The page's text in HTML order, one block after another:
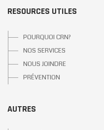
RESOURCES UTILES
POURQUOI CRN?
NOS SERVICES
NOUS JOINDRE
PRÉVENTION
AUTRES